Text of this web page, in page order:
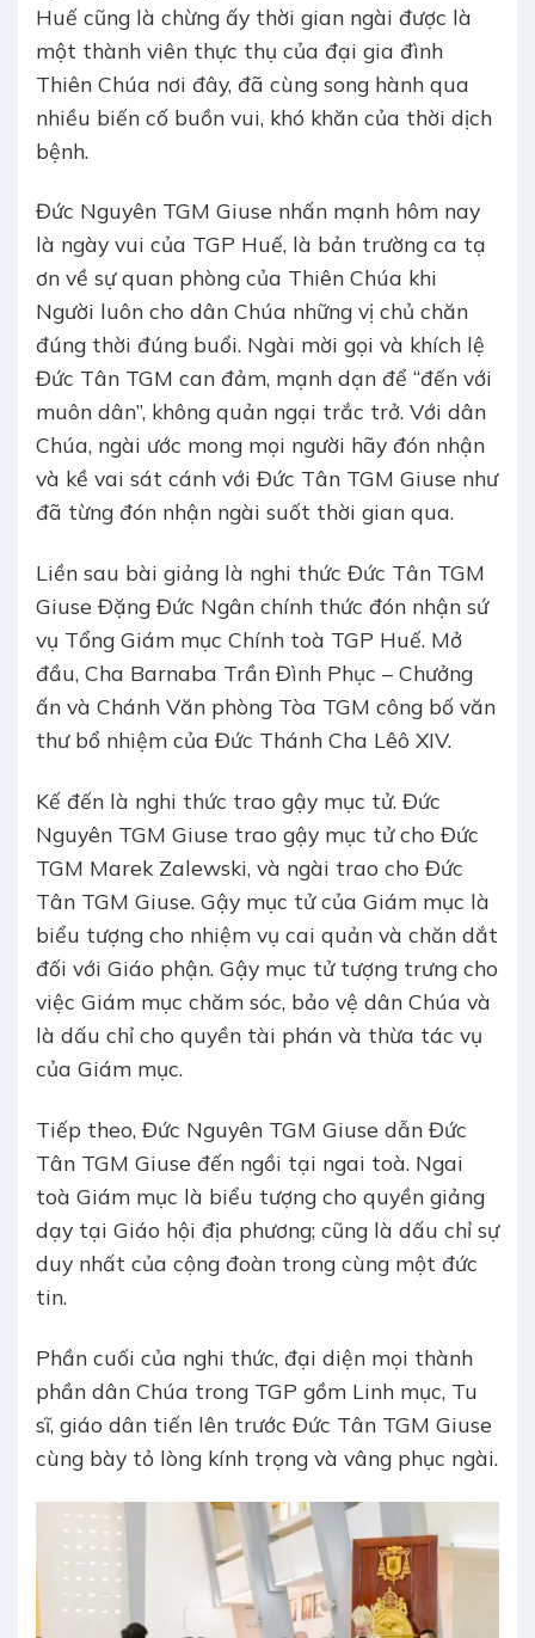
Huế cũng là chừng ấy thời gian ngài được là
một thành viên thực thụ của đại gia đình
Thiên Chúa nơi đây, đã cùng song hành qua
nhiều biến cố buồn vui, khó khăn của thời dịch
bệnh.
Đức Nguyên TGM Giuse nhấn mạnh hôm nay
là ngày vui của TGP Huế, là bản trường ca tạ
ơn về sự quan phòng của Thiên Chúa khi
Người luôn cho dân Chúa những vị chủ chăn
đúng thời đúng buổi. Ngài mời gọi và khích lệ
Đức Tân TGM can đảm, mạnh dạn để “đến với
muôn dân”, không quản ngại trắc trở. Với dân
Chúa, ngài ước mong mọi người hãy đón nhận
và kề vai sát cánh với Đức Tân TGM Giuse như
đã từng đón nhận ngài suốt thời gian qua.
Liền sau bài giảng là nghi thức Đức Tân TGM
Giuse Đặng Đức Ngân chính thức đón nhận sứ
vụ Tổng Giám mục Chính toà TGP Huế. Mở
đầu, Cha Barnaba Trần Đình Phục – Chưởng
ấn và Chánh Văn phòng Tòa TGM công bố văn
thư bổ nhiệm của Đức Thánh Cha Lêô XIV.
Kế đến là nghi thức trao gậy mục tử. Đức
Nguyên TGM Giuse trao gậy mục tử cho Đức
TGM Marek Zalewski, và ngài trao cho Đức
Tân TGM Giuse. Gậy mục tử của Giám mục là
biểu tượng cho nhiệm vụ cai quản và chăn dắt
đối với Giáo phận. Gậy mục tử tượng trưng cho
việc Giám mục chăm sóc, bảo vệ dân Chúa và
là dấu chỉ cho quyền tài phán và thừa tác vụ
của Giám mục.
Tiếp theo, Đức Nguyên TGM Giuse dẫn Đức
Tân TGM Giuse đến ngồi tại ngai toà. Ngai
toà Giám mục là biểu tượng cho quyền giảng
dạy tại Giáo hội địa phương; cũng là dấu chỉ sự
duy nhất của cộng đoàn trong cùng một đức
tin.
Phần cuối của nghi thức, đại diện mọi thành
phần dân Chúa trong TGP gồm Linh mục, Tu
sĩ, giáo dân tiến lên trước Đức Tân TGM Giuse
cùng bày tỏ lòng kính trọng và vâng phục ngài.